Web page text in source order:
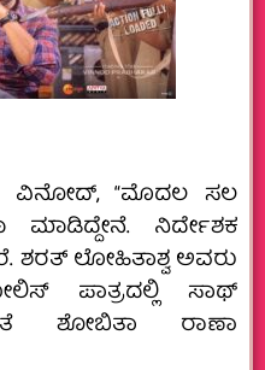
ವಿನೋದ್, “ಮೊದಲ ಸಲ
ನಿರ್ದೇಶಕ
ಶರತ್‌ ಲೋಹಿತಾಶ್ವ ಅವರು
ಪಾತ್ರದಲ್ಲಿ ಸಾಥ್
ಶೋಬಿತಾ ರಾಣಾ